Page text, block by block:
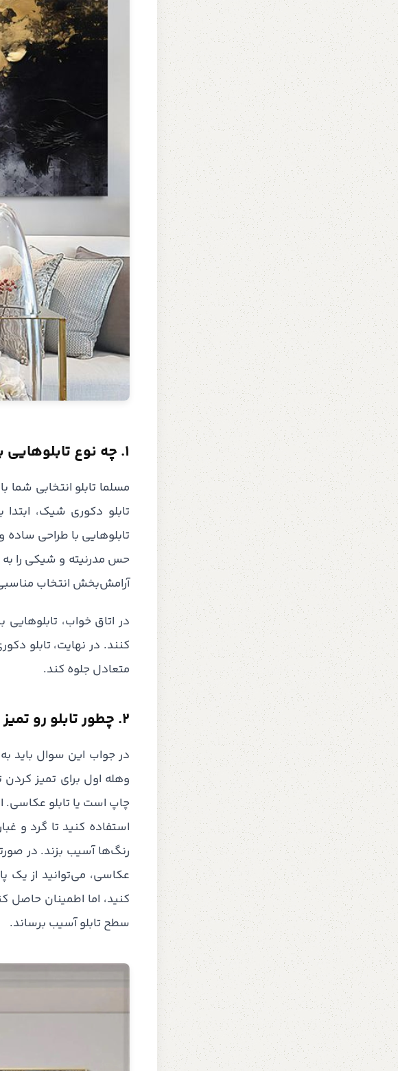
1. چه نوع تابلوهایی بیشتر برای خونمون مناسبه؟
مسلما تابلو انتخابی
تابلو دکوری شیک،
تابلوهایی با طراحی
حس مدرنیته و شیکی را به
آرامش‌بخش انتخاب
در اتاق خواب،
کنند. در نهایت، تابلو
متعادل جلوه کند.
2. چطور تابلو رو تمیز کنیم که آسیب نبینه؟
در جواب این سوال باید
وهله اول برای تمیز
چاپ است یا تابلو عکاسی.
استفاده کنید تا گرد و
رنگ‌ها آسیب بزند. در
عکاسی، می‌توانید از یک
کنید، اما اطمینان
سطح تابلو آسیب برساند.